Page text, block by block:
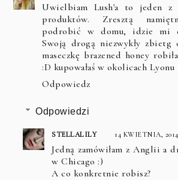
Uwielbiam Lush'a to jeden z
produktów. Zresztą
podrobić w domu, idzie mi
Swoją drogą niezwykły zbietg
maseczkę brazened honey
:D kupowałaś w okolicach Lyonu
Odpowiedz
Odpowiedzi
STELLALILY 14 KWIETNIA, 2014
Jedną zamówiłam z Anglii a
w Chicago :)
A co konkretnie robisz?